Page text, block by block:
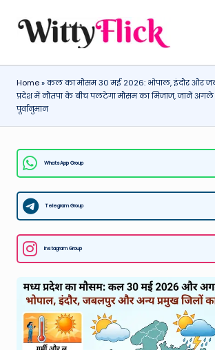
W
it
ty
Fl
k:
L
a
t
e
W
e
a
WittyFlick:
Tech
&
Around
The
Home»कल का मौसम 30 मई 2026: भोपाल, इंदौर और
प्रदेश में नौतपा के बीच पलटेगा मौसम का मिजाज, जानें
पूर्वानुमान
WhatsApp Group
Telegram Group
Instagram Group